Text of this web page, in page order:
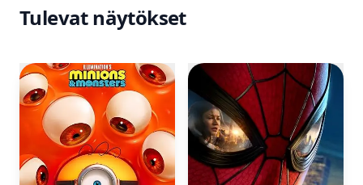
Tulevat näytökset